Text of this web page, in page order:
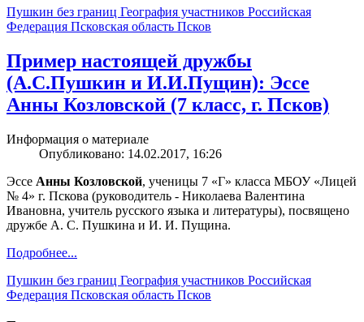
Пушкин без границ География участников Российская
Федерация Псковская область Псков
Пример настоящей дружбы
(А.С.Пушкин и И.И.Пущин): Эссе
Анны Козловской (7 класс, г. Псков)
Информация о материале
Опубликовано: 14.02.2017, 16:26
Эссе Анны Козловской, ученицы 7 «Г» класса МБОУ «Лицей
№ 4» г. Пскова (руководитель - Николаева Валентина
Ивановна, учитель русского языка и литературы), посвящено
дружбе А. С. Пушкина и И. И. Пущина.
Подробнее...
Пушкин без границ География участников Российская
Федерация Псковская область Псков